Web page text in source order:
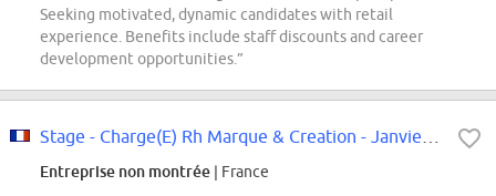
Seeking motivated, dynamic candidates with retail
experience. Benefits include staff discounts and career
development opportunities.”
Entreprise non montrée | France